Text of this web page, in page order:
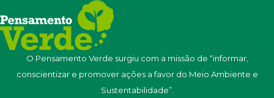
O Pensamento Verde surgiu com a missão de “informar,
conscientizar e promover ações a favor do Meio Ambiente e
Sustentabilidade”.